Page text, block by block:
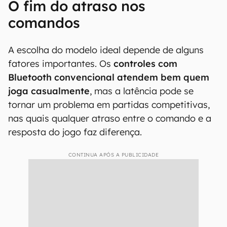
O fim do atraso nos
comandos
A escolha do modelo ideal depende de alguns
fatores importantes. Os controles com
Bluetooth convencional atendem bem quem
joga casualmente, mas a latência pode se
tornar um problema em partidas competitivas,
nas quais qualquer atraso entre o comando e a
resposta do jogo faz diferença.
CONTINUA APÓS A PUBLICIDADE